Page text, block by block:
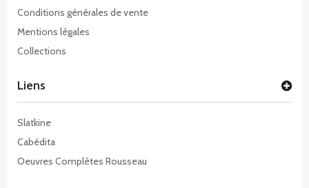
Conditions générales de vente
Mentions légales
Collections
Liens
Slatkine
Cabédita
Oeuvres Complètes Rousseau